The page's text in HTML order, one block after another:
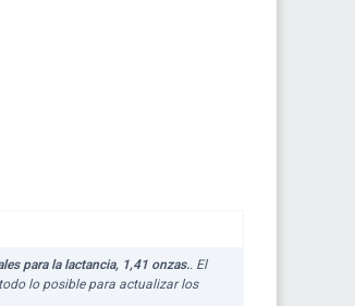
para la lactancia, 1,41 onzas.. El
lo posible para actualizar los